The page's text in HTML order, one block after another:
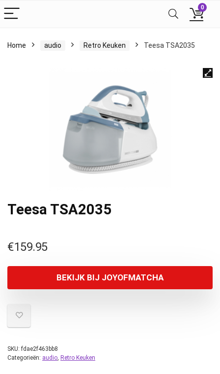
0
Home audio Retro Keuken Teesa TSA2035
Teesa TSA2035
€159.95
BEKIJK BIJ JOYOFMATCHA
SKU:fdae2f463bb8
Categorieën: audio, Retro Keuken